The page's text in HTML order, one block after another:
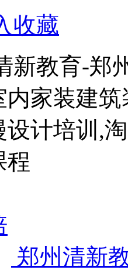
收藏
新教育-郑
家装建
设计培训,
程
郑州清新